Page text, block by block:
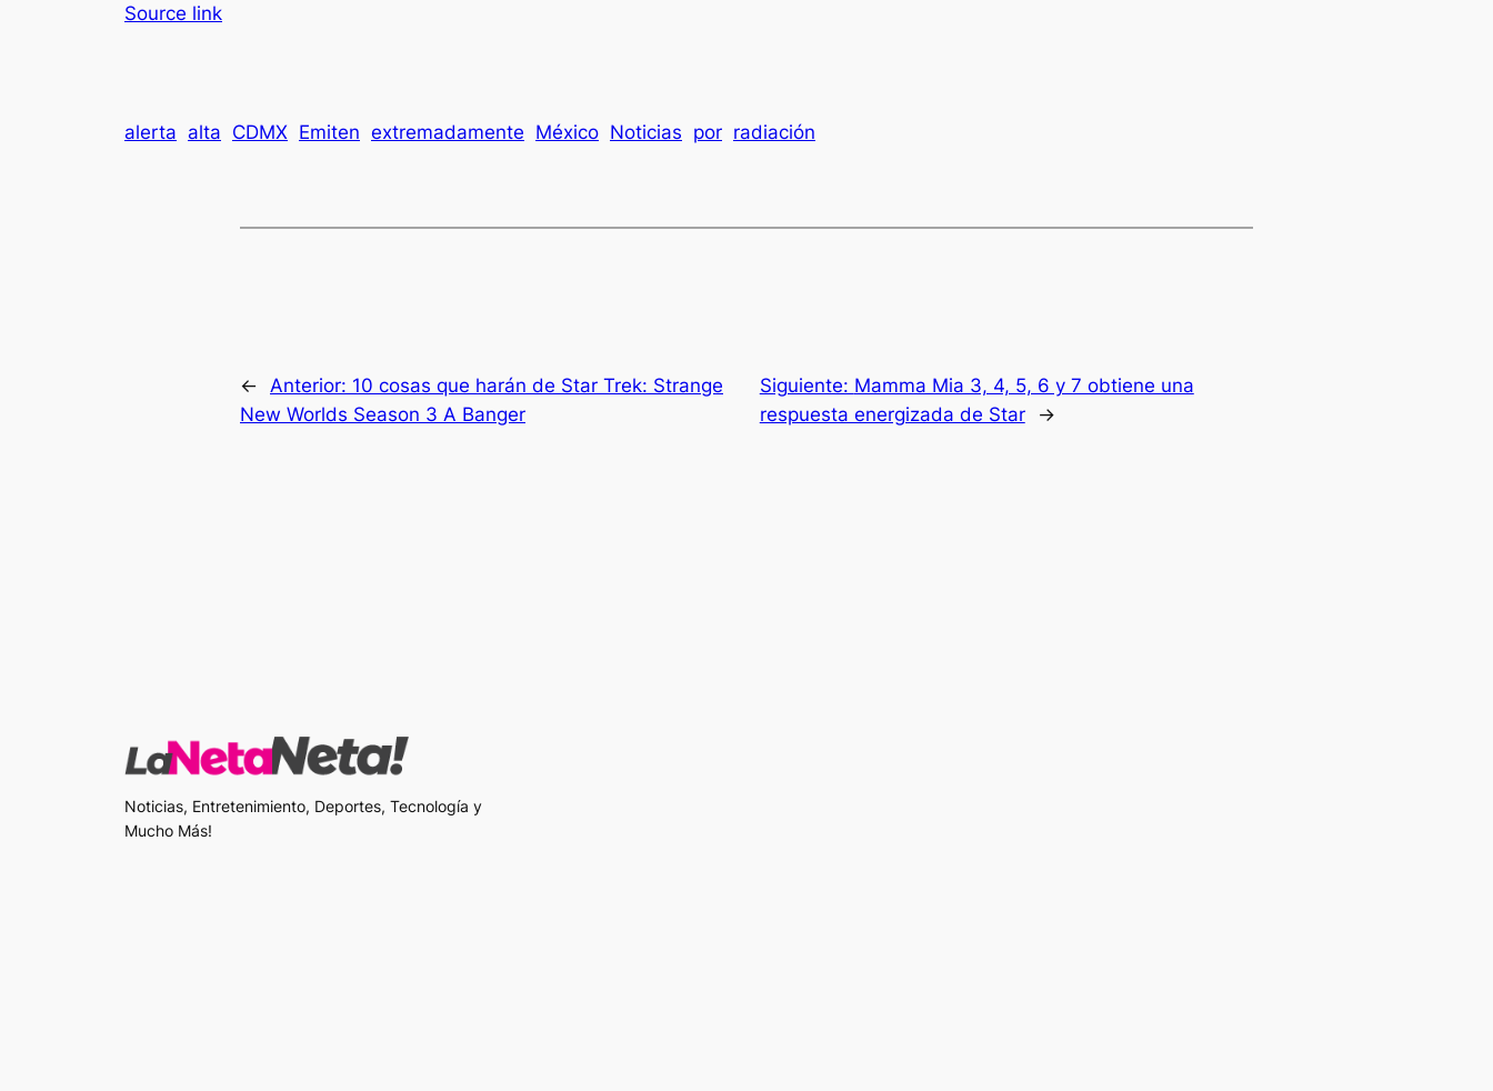
Source link
alerta alta CDMX Emiten extremadamente México Noticias por radiación
← Anterior: 10 cosas que harán de Star Trek: Strange
New Worlds Season 3 A Banger
Siguiente: Mamma Mia 3, 4, 5, 6 y 7 obtiene una
respuesta energizada de Star
→
Noticias, Entretenimiento, Deportes, Tecnología y
Mucho Más!